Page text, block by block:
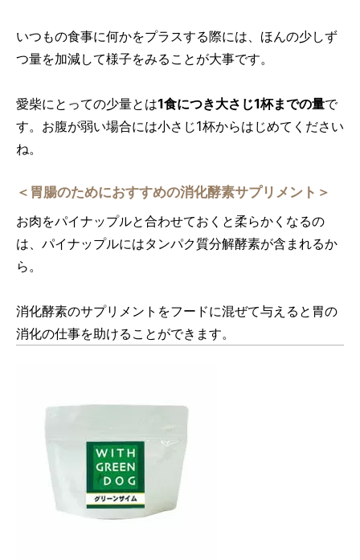
いつもの食事に何かをプラスする際には、ほんの少しず
つ量を加減して様子をみることが大事です。
愛柴にとっての少量とは1食につき大さじ1杯までの量で
す。お腹が弱い場合には小さじ1杯からはじめてください
ね。
＜胃腸のためにおすすめの消化酵素サプリメント＞
お肉をパイナップルと合わせておくと柔らかくなるの
は、パイナップルにはタンパク質分解酵素が含まれるか
ら。
消化酵素のサプリメントをフードに混ぜて与えると胃の
消化の仕事を助けることができます。